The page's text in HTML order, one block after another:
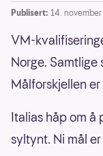
Publisert: 14.
VM-
Norge. Samtlige
Målforskjellen
Italias håp om å
syltynt. Ni mål